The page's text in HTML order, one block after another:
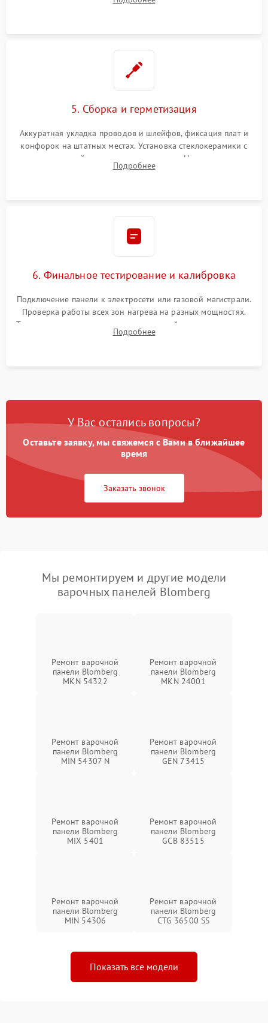
дорожек. Очистка контактов и замена поврежденной
5. Сборка и герметизация
Аккуратная укладка проводов и шлейфов, фиксация плат и
конфорок на штатных местах. Установка стеклокерамики с
проверкой равномерности зазоров. Нанесение
термостойкого герметика или укладка уплотнительной
Подробнее
6. Финальное тестирование и калибровка
Подключение панели к электросети или газовой магистрали.
Проверка работы всех зон нагрева на разных мощностях.
Тестирование сенсорного управления, таймера, индикаторов
остаточного тепла и систем защиты от перегрева.
Подробнее
У Вас остались вопросы?
Оставьте заявку, мы свяжемся с Вами в ближайшее
время
Заказать звонок
Мы ремонтируем и другие модели
варочных панелей Blomberg
Ремонт варочной
панели Blomberg
MKN 54322
Ремонт варочной
панели Blomberg
MKN 24001
Ремонт варочной
панели Blomberg
MIN 54307 N
Ремонт варочной
панели Blomberg
GEN 73415
Ремонт варочной
панели Blomberg
MIX 5401
Ремонт варочной
панели Blomberg
GCB 83515
Ремонт варочной
панели Blomberg
MIN 54306
Ремонт варочной
панели Blomberg
CTG 36500 SS
Показать все модели